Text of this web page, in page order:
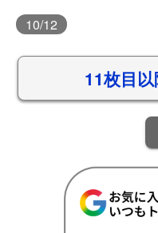
10/12
11枚目